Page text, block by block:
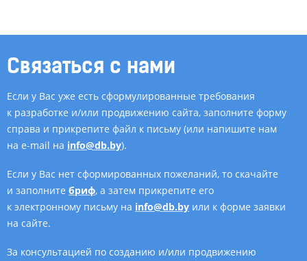
Связаться с нами
Если у Вас уже есть сформулированные требования
к разработке и/или продвижению сайта, заполните форму
справа и прикрепите файл к письму (или напишите нам
на e-mail на info@db.by).
Если у Вас нет сформированных пожеланий, то скачайте
и заполните бриф, а затем прикрепите его
к электронному письму на info@db.by или к форме заявки
на сайте.
За консультацией по созданию и/или продвижению